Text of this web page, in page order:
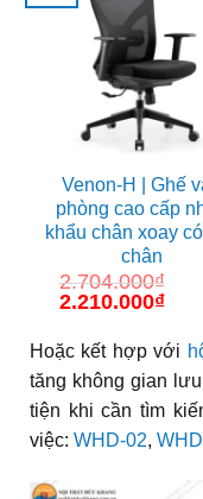
Venon-H | Ghế
phòng cao cấp
khẩu chân xoay
chân
2.704.000₫
Giá
2.704.000₫.
2.210.000₫Giá
tại
là:
Hoặc kết hợp với
tăng không gian
tiện khi cần tìm
việc: WHD-02,